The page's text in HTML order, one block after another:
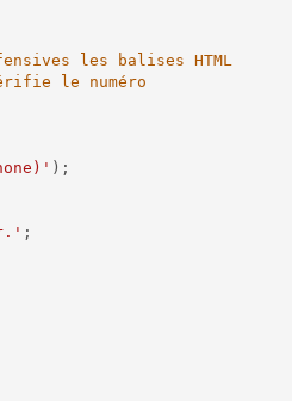
les balises HTML
le numéro
) ;
;